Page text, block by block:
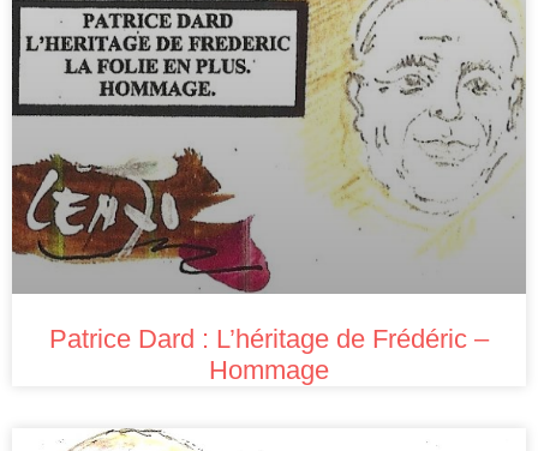
Patrice Dard : L’héritage de Frédéric –
Hommage